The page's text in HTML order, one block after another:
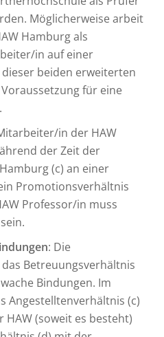
Möglicherweise arbeit
Hamburg als
in auf einer
beiden erweiterten
für eine
in der HAW
der Zeit der
(c) an einer
Promotionsverhältnis
Professor/in muss
: Die
Betreuungsverhältnis
Bindungen. Im
Angestelltenverhältnis (c)
(soweit es besteht)